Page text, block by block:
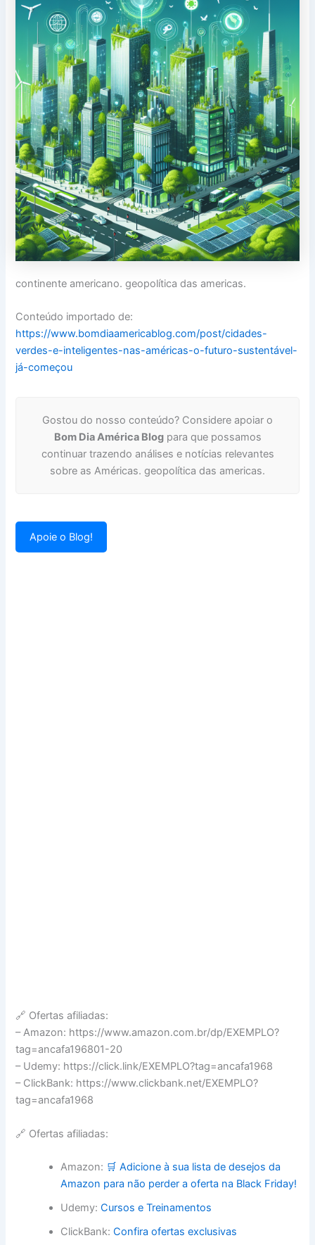
continente americano. geopolítica das americas.
Conteúdo importado de:
https://www.bomdiaamericablog.com/post/cidades-
verdes-e-inteligentes-nas-américas-o-futuro-sustentável-
já-começou
Gostou do nosso conteúdo? Considere apoiar o
Bom Dia América Blogpara que possamos
continuar trazendo análises e notícias relevantes
sobre as Américas. geopolítica das americas.
Apoie o Blog!
🔗 Ofertas afiliadas:
– Amazon: https://www.amazon.com.br/dp/EXEMPLO?
tag=ancafa196801-20
– Udemy: https://click.link/EXEMPLO?tag=ancafa1968
– ClickBank: https://www.clickbank.net/EXEMPLO?
tag=ancafa1968
🔗 Ofertas afiliadas:
Amazon: 🛒 Adicione à sua lista de desejos da
Amazon para não perder a oferta na Black Friday!
Udemy:Cursos e Treinamentos
ClickBank:Confira ofertas exclusivas